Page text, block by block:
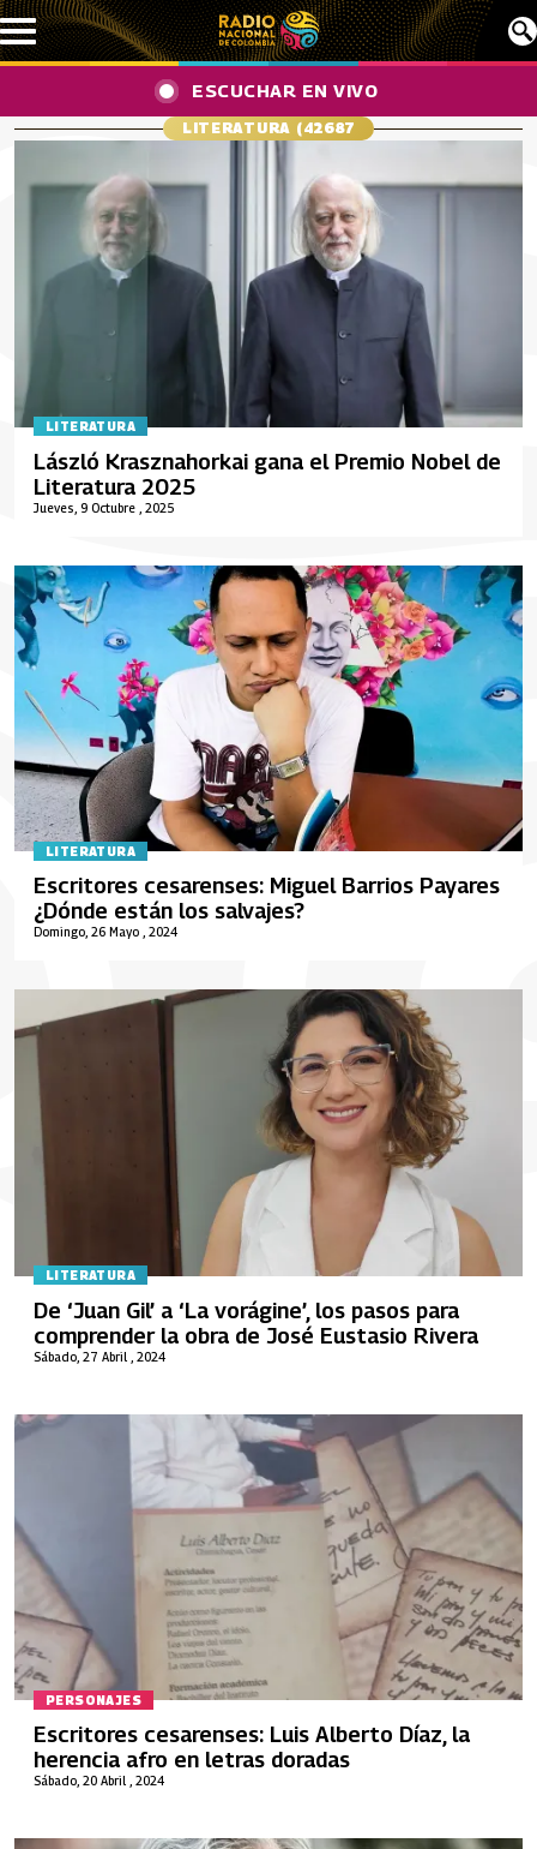
Pasar al contenido principal
ESCUCHAR EN VIVO
LITERATURA (42687
LITERATURA
Jueves, 9 Octubre , 2025
László Krasznahorkai gana el Premio Nobel de
Literatura 2025
LITERATURA
Domingo, 26 Mayo , 2024
Escritores cesarenses: Miguel Barrios Payares
¿Dónde están los salvajes?
LITERATURA
Sábado, 27 Abril , 2024
De ‘Juan Gil’ a ‘La vorágine’, los pasos para
comprender la obra de José Eustasio Rivera
PERSONAJES
Sábado, 20 Abril , 2024
Escritores cesarenses: Luis Alberto Díaz, la
herencia afro en letras doradas